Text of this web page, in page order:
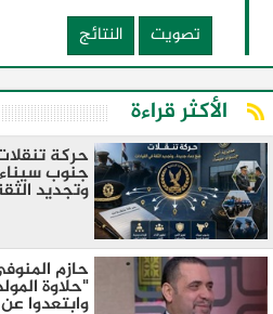
تصويت
النتائج
الأكثر قراءة
حركة
جنوب
وتجديد
​حازم
"حلاوة
وابتعدوا